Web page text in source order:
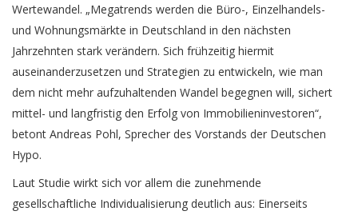
Wertewandel. „Megatrends werden die Büro-, Einzelhandels-
und Wohnungsmärkte in Deutschland in den nächsten
Jahrzehnten stark verändern. Sich frühzeitig hiermit
auseinanderzusetzen und Strategien zu entwickeln, wie man
dem nicht mehr aufzuhaltenden Wandel begegnen will, sichert
mittel- und langfristig den Erfolg von Immobilieninvestoren“,
betont Andreas Pohl, Sprecher des Vorstands der Deutschen
Hypo.
Laut Studie wirkt sich vor allem die zunehmende
gesellschaftliche Individualisierung deutlich aus: Einerseits